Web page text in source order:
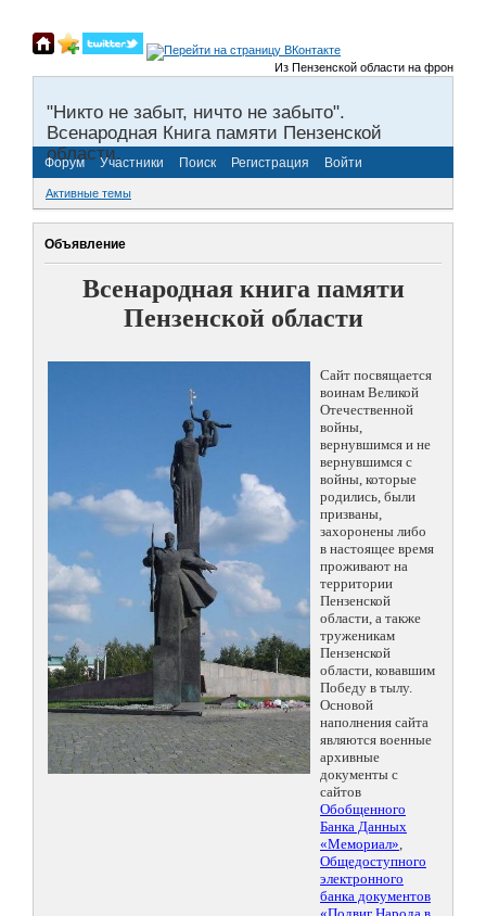
Из Пензенской области на фронты
"Никто не забыт, ничто не забыто".
Всенародная Книга памяти Пензенской
области.
Форум Участники Поиск Регистрация Войти
Активные темы
Объявление
Всенародная книга памяти
Пензенской области
Сайт посвящается
воинам Великой
Отечественной
войны,
вернувшимся и не
вернувшимся с
войны, которые
родились, были
призваны,
захоронены либо
в настоящее время
проживают на
территории
Пензенской
области, а также
труженикам
Пензенской
области, ковавшим
Победу в тылу.
Основой
наполнения сайта
являются военные
архивные
документы с
сайтов
Обобщенного
Банка Данных
«Мемориал»,
Общедоступного
электронного
банка документов